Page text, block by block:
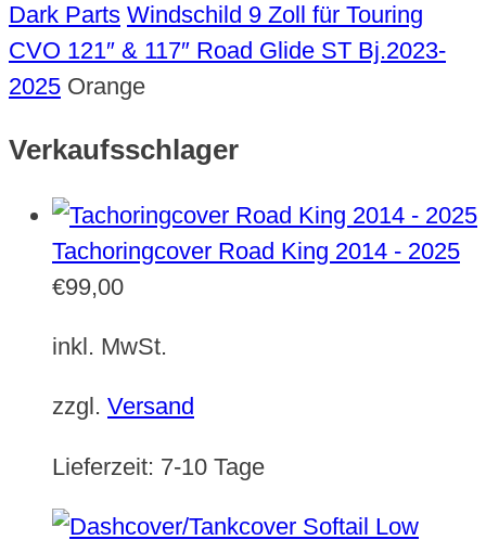
Dark Parts Windschild 9 Zoll für Touring
CVO 121″ & 117″ Road Glide ST Bj.2023-
2025 Orange
Verkaufsschlager
Tachoringcover Road King 2014 - 2025
€99,00
inkl. MwSt.
zzgl. Versand
Lieferzeit: 7-10 Tage